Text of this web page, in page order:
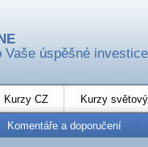
Vaše úspěšné investice
Kurzy CZ Kurzy
Komentáře a doporučení